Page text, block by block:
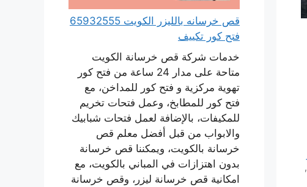
,
قص خرسانه بالليزر الكويت 65932555
فتح كور تكييف
خدمات شركة قص خرسانة الكويت
متاحة على مدار 24 ساعة من فتح كور
تهوية مركزية و فتح كور للمداخن، مع
فتح كور للمطابخ، وعمل فتحات تخريم
للمكيفات، بالإضافة لعمل فتحات شبابيك
والابواب من قبل أفضل معلم قص
خرسانة بالكويت، ويمكننا قص خرسانة
بدون اهتزازات في المباني بالكويت، مع
امكانية قص خرسانة ليزر، وقص خرسانة